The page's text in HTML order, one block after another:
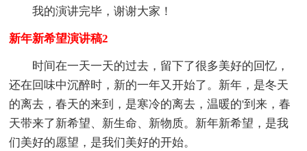
我的演讲完毕，谢谢大家！
新年新希望演讲稿2
时间在一天一天的过去，留下了很多美好的回忆，
还在回味中沉醉时，新的一年又开始了。新年，是冬天
的离去，春天的来到，是寒冷的离去，温暖的'到来，春
天带来了新希望、新生命、新物质。新年新希望，是我
们美好的愿望，是我们美好的开始。